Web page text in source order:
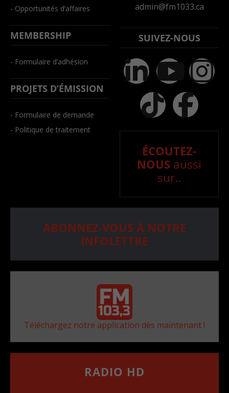
- Opportunités d’affaires
MEMBERSHIP
- Formulaire d’adhésion
PROJETS D’ÉMISSION
- Formulaire de demande
- Politique de traitement
admin@fm1033.ca
SUIVEZ-NOUS
ÉCOUTEZ-
NOUS aussi
sur..
ABONNEZ-VOUS À NOTRE
INFOLETTRE
Téléchargez notre application dès maintenant !
RADIO HD